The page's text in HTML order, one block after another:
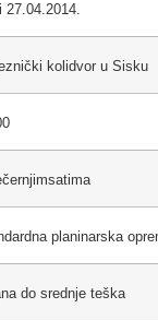
27.04.2014.
kolidvor u Sisku
planinarska
do srednje teška